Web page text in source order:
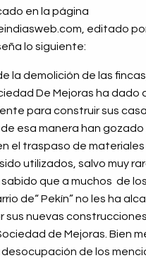
en la página
editado
lo siguiente:
la demolición de las
De Mejoras ha dado
para construir sus
esa manera han
el traspaso de materiales
utilizados, salvo muy
que a muchos de
de“ Pekín” no les ha
sus nuevas
de Mejoras. Bien
de los